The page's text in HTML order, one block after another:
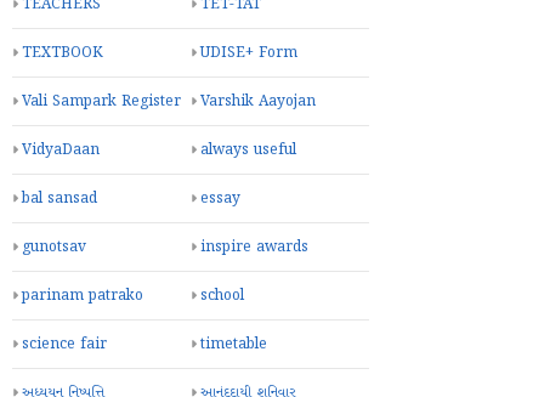
TEXTBOOK UDISE+ Form
Vali Sampark Register Varshik Aayojan
VidyaDaan always useful
bal sansad essay
gunotsav inspire awards
parinam patrako school
science fair timetable
અધ્યયન નિષ્પત્તિ આનંદદાયી શનિવાર